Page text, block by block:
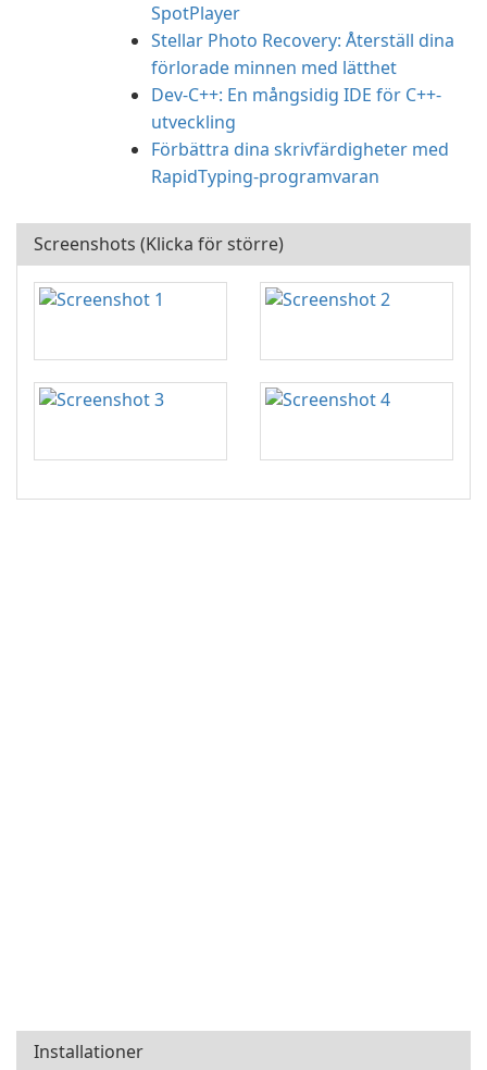
SpotPlayer
Stellar Photo Recovery: Återställ dina
förlorade minnen med lätthet
Dev-C++: En mångsidig IDE för C++-
utveckling
Förbättra dina skrivfärdigheter med
RapidTyping-programvaran
Screenshots (Klicka för större)
Installationer